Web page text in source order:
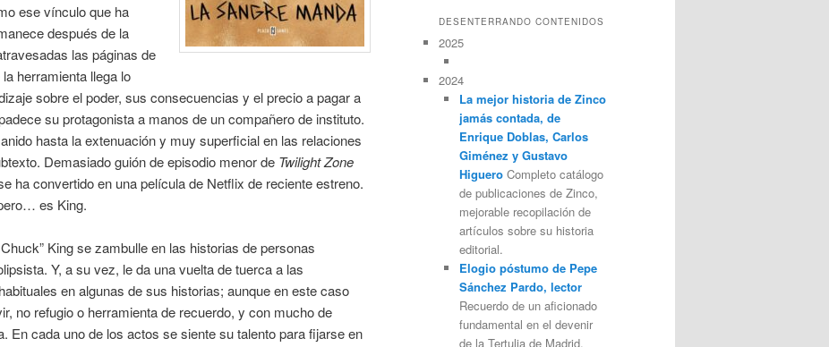
ese vínculo que ha
después de la
las páginas de
herramienta llega lo
sobre el poder, sus consecuencias y el precio a pagar a
su protagonista a manos de un compañero de instituto.
hasta la extenuación y muy superficial en las relaciones
Demasiado guión de episodio menor de Twilight Zone
ha convertido en una película de Netflix de reciente estreno.
es King.
King se zambulle en las historias de personas
Y, a su vez, le da una vuelta de tuerca a las
en algunas de sus historias; aunque en este caso
no refugio o herramienta de recuerdo, y con mucho de
En cada uno de los actos se siente su talento para fijarse en
DESENTERRANDO CONTENIDOS
2025
2024
La mejor historia de Zinco
jamás contada, de
Enrique Doblas, Carlos
Giménez y Gustavo
HigueroCompleto catálogo
de publicaciones de Zinco,
mejorable recopilación de
artículos sobre su historia
editorial.
Elogio póstumo de Pepe
Sánchez Pardo, lector
Recuerdo de un aficionado
fundamental en el devenir
de la Tertulia de Madrid.